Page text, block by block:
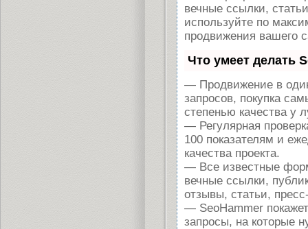
вечные ссылки,
используйте по
продвижения вашего
Что умеет делать
— Продвижение в
запросов, покупка
степенью качества у
— Регулярная
100 показателям и
качества проекта.
— Все известные
вечные ссылки,
отзывы, статьи,
— SeoHammer
запросы, на которые